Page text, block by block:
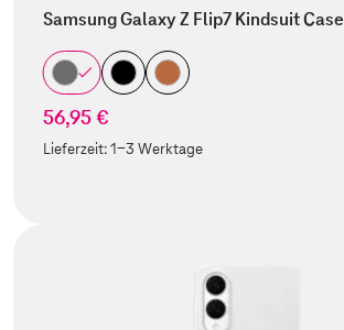
Samsung Galaxy Z Flip7 Kindsuit Case
56,95 €
Lieferzeit:1-3 Werktage